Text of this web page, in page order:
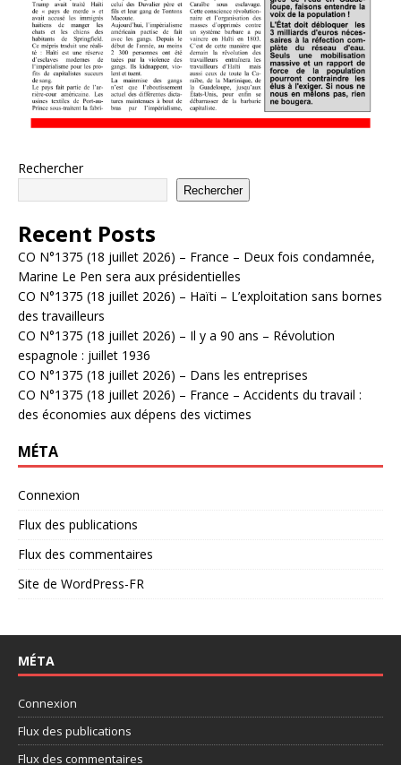
Rechercher
Rechercher
Recent Posts
CO N°1375 (18 juillet 2026) – France – Deux fois condamnée,
Marine Le Pen sera aux présidentielles
CO N°1375 (18 juillet 2026) – Haïti – L’exploitation sans bornes
des travailleurs
CO N°1375 (18 juillet 2026) – Il y a 90 ans – Révolution
espagnole : juillet 1936
CO N°1375 (18 juillet 2026) – Dans les entreprises
CO N°1375 (18 juillet 2026) – France – Accidents du travail :
des économies aux dépens des victimes
MÉTA
Connexion
Flux des publications
Flux des commentaires
Site de WordPress-FR
MÉTA
Connexion
Flux des publications
Flux des commentaires